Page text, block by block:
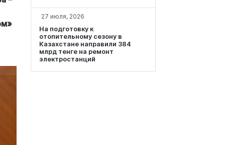
27 июля, 2026
На подготовку к
отопительному сезону в
Казахстане направили 384
млрд тенге на ремонт
электростанций